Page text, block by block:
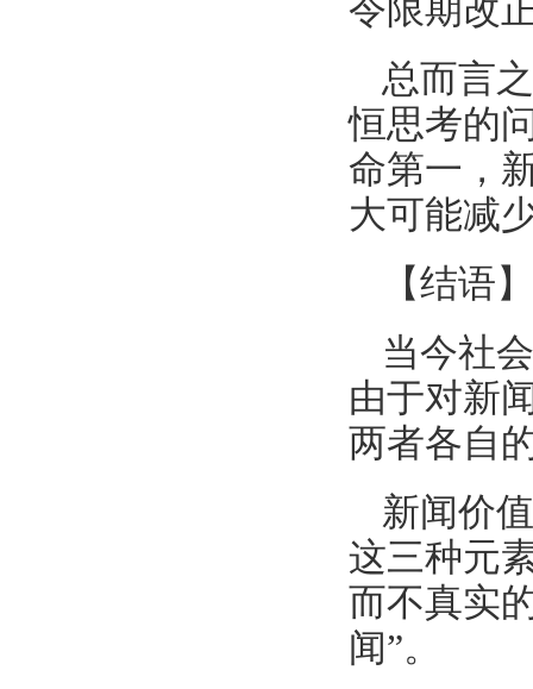
令限期改
总而言
恒思考的
命第一，
大可能减
【结语】
当今社
由于对新
两者各自
新闻价
这三种元
而不真实
闻”。